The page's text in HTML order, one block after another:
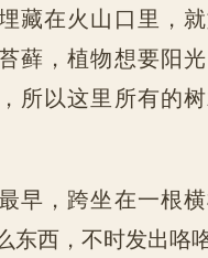
藏在火山口里，
藓，植物想要阳
所以这里所有的
早，跨坐在一根
东西，不时发出咯